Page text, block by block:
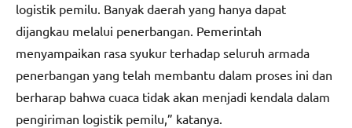
logistik pemilu. Banyak daerah yang hanya dapat
dijangkau melalui penerbangan. Pemerintah
menyampaikan rasa syukur terhadap seluruh armada
penerbangan yang telah membantu dalam proses ini dan
berharap bahwa cuaca tidak akan menjadi kendala dalam
pengiriman logistik pemilu,” katanya.